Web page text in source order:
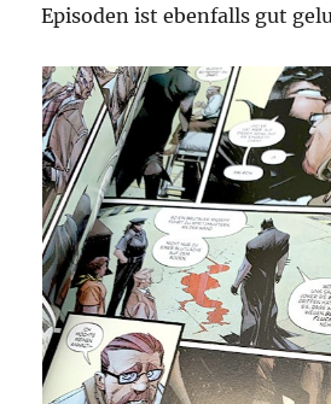
Episoden ist ebenfalls gut